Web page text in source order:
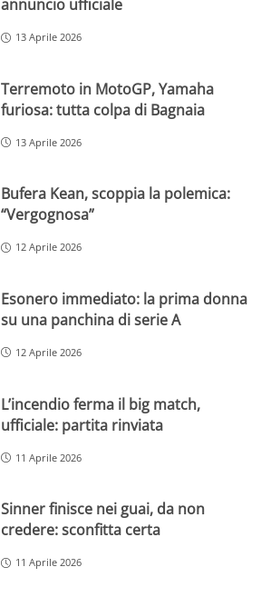
annuncio ufficiale
13 Aprile 2026
Terremoto in MotoGP, Yamaha
furiosa: tutta colpa di Bagnaia
13 Aprile 2026
Bufera Kean, scoppia la polemica:
“Vergognosa”
12 Aprile 2026
Esonero immediato: la prima donna
su una panchina di serie A
12 Aprile 2026
L’incendio ferma il big match,
ufficiale: partita rinviata
11 Aprile 2026
Sinner finisce nei guai, da non
credere: sconfitta certa
11 Aprile 2026